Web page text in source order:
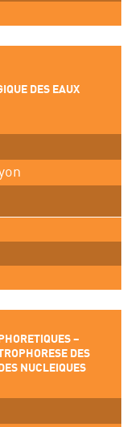
DES EAUX
–
DES
NUCLEIQUES